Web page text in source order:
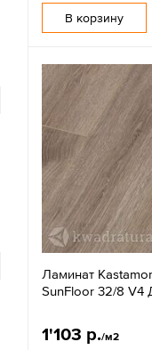
В корзину
Ламинат
SunFloor 32/8
1'103 р./м2